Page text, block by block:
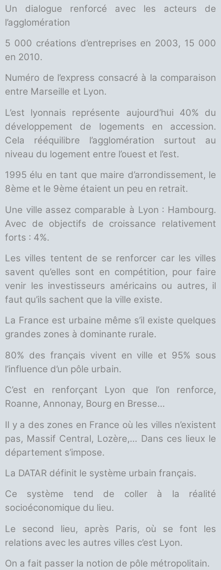
Un dialogue renforcé avec les acteurs de
l’agglomération
5 000 créations d’entreprises en 2003, 15 000
en 2010.
Numéro de l’express consacré à la comparaison
entre Marseille et Lyon.
L’est lyonnais représente aujourd’hui 40% du
développement de logements en accession.
Cela rééquilibre l’agglomération surtout au
niveau du logement entre l’ouest et l’est.
1995 élu en tant que maire d’arrondissement, le
8ème et le 9ème étaient un peu en retrait.
Une ville assez comparable à Lyon : Hambourg.
Avec de objectifs de croissance relativement
forts : 4%.
Les villes tentent de se renforcer car les villes
savent qu’elles sont en compétition, pour faire
venir les investisseurs américains ou autres, il
faut qu’ils sachent que la ville existe.
La France est urbaine même s’il existe quelques
grandes zones à dominante rurale.
80% des français vivent en ville et 95% sous
l’influence d’un pôle urbain.
C’est en renforçant Lyon que l’on renforce,
Roanne, Annonay, Bourg en Bresse…
Il y a des zones en France où les villes n’existent
pas, Massif Central, Lozère,… Dans ces lieux le
département s’impose.
La DATAR définit le système urbain français.
Ce système tend de coller à la réalité
socioéconomique du lieu.
Le second lieu, après Paris, où se font les
relations avec les autres villes c’est Lyon.
On a fait passer la notion de pôle métropolitain.